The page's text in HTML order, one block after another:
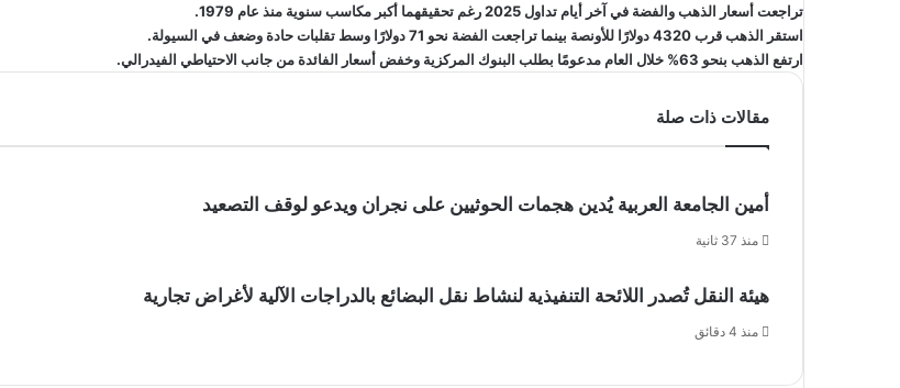
تراجعت أسعار الذهب والفضة في آخر أيام تداول 2025 رغم تحقيقهما أكبر مكاسب سنوية منذ عام 1979.
استقر الذهب قرب 4320 دولارًا للأونصة بينما تراجعت الفضة نحو 71 دولارًا وسط تقلبات حادة وضعف في السيولة.
ارتفع الذهب بنحو 63% خلال العام مدعومًا بطلب البنوك المركزية وخفض أسعار الفائدة من جانب الاحتياطي الفيدرالي.
مقالات ذات صلة
أمين الجامعة العربية يُدين هجمات الحوثيين على نجران ويدعو لوقف التصعيد
منذ 37 ثانية
هيئة النقل تُصدر اللائحة التنفيذية لنشاط نقل البضائع بالدراجات الآلية لأغراض تجارية
منذ 4 دقائق